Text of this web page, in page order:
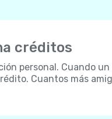
créditos
personal. Cuando
Cuantos más